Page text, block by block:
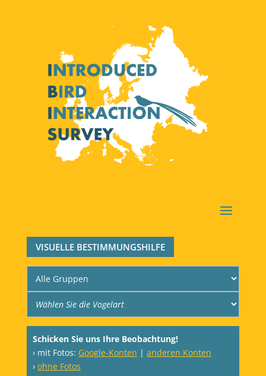
VISUELLE BESTIMMUNGSHILFE
Schicken Sie uns Ihre Beobachtung!
› mit Fotos: Google-Konten | anderen Konten
› ohne Fotos